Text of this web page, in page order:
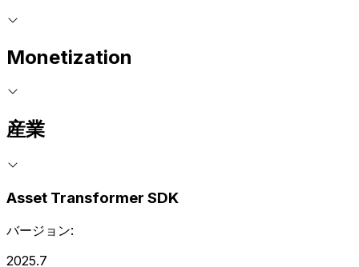
Monetization
産業
Asset Transformer SDK
バージョン:
2025.7